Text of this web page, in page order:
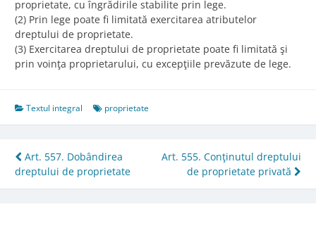
proprietate, cu îngrădirile stabilite prin lege.
(2) Prin lege poate fi limitată exercitarea atributelor
dreptului de proprietate.
(3) Exercitarea dreptului de proprietate poate fi limitată şi
prin voinţa proprietarului, cu excepţiile prevăzute de lege.
Textul integral proprietate
Post
navigation
Art. 557. Dobândirea
dreptului de proprietate
Art. 555. Conţinutul dreptului
de proprietate privată